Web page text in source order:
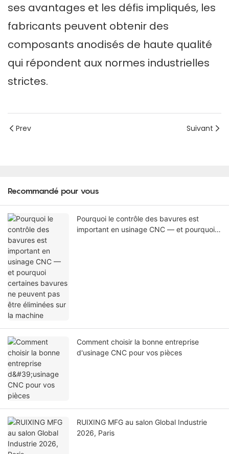
ses avantages et les défis impliqués, les
fabricants peuvent obtenir des
composants anodisés de haute qualité
qui répondent aux normes industrielles
strictes.
Prev Suivant
Recommandé pour vous
Pourquoi le contrôle des bavures est
important en usinage CNC — et pourquoi
Comment choisir la bonne entreprise
d'usinage CNC pour vos pièces
RUIXING MFG au salon Global Industrie
2026, Paris